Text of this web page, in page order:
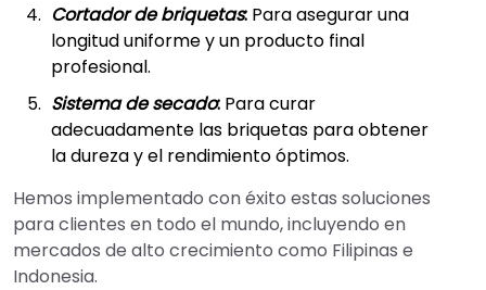
Cortador de briquetas: Para asegurar una
longitud uniforme y un producto final
profesional.
Sistema de secado: Para curar
adecuadamente las briquetas para obtener
la dureza y el rendimiento óptimos.
Hemos implementado con éxito estas soluciones
para clientes en todo el mundo, incluyendo en
mercados de alto crecimiento como Filipinas e
Indonesia.